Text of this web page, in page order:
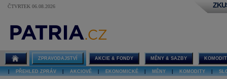
ČTVRTEK 06.08.2026
ZPRAVODAJSTVÍ AKCIE & FONDY MĚNY & SAZBY
PŘEHLED ZPRÁV AKCIOVÉ EKONOMICKÉ MĚNY KOMODITY